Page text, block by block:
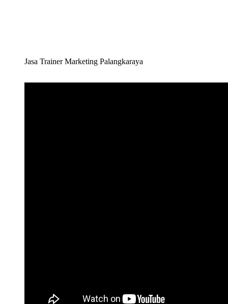
Jasa Trainer Marketing Palangkaraya